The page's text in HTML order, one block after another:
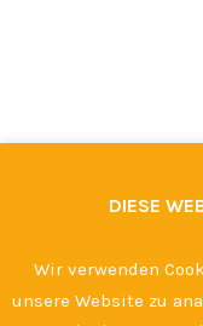
DIESE
Wir verwenden
unsere Website zu